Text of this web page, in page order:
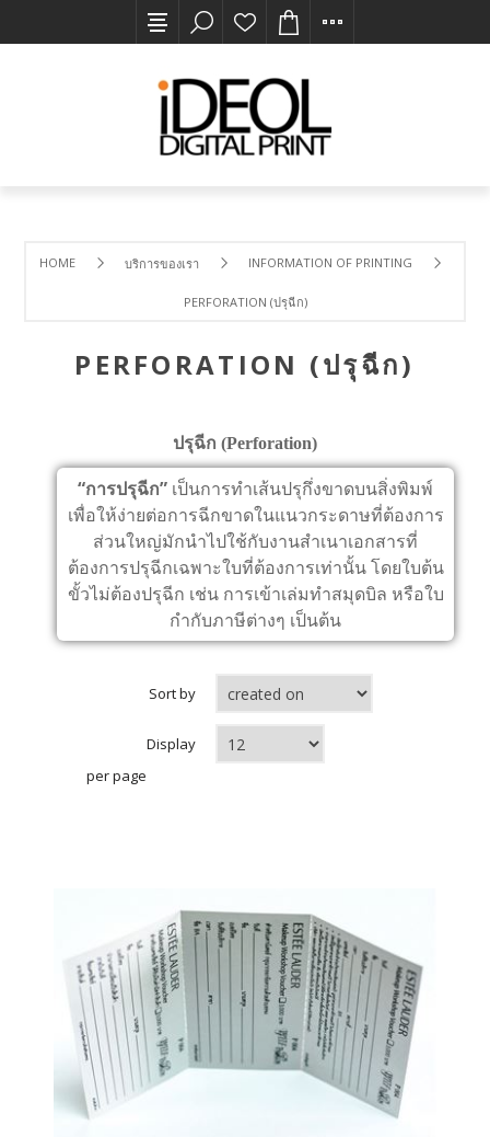
HOME บริการของเรา INFORMATION OF PRINTING
PERFORATION (ปรุฉีก)
PERFORATION (ปรุฉีก)
ปรุฉีก (Perforation)
“การปรุฉีก” เป็นการทำเส้นปรุกึ่งขาดบนสิ่งพิมพ์
เพื่อให้ง่ายต่อการฉีกขาดในแนวกระดาษที่ต้องการ
ส่วนใหญ่มักนำไปใช้กับงานสำเนาเอกสารที่
ต้องการปรุฉีกเฉพาะใบที่ต้องการเท่านั้น โดยใบต้น
ขั้วไม่ต้องปรุฉีก เช่น การเข้าเล่มทำสมุดบิล หรือใบ
กำกับภาษีต่างๆ เป็นต้น
Sort by
Display
per page